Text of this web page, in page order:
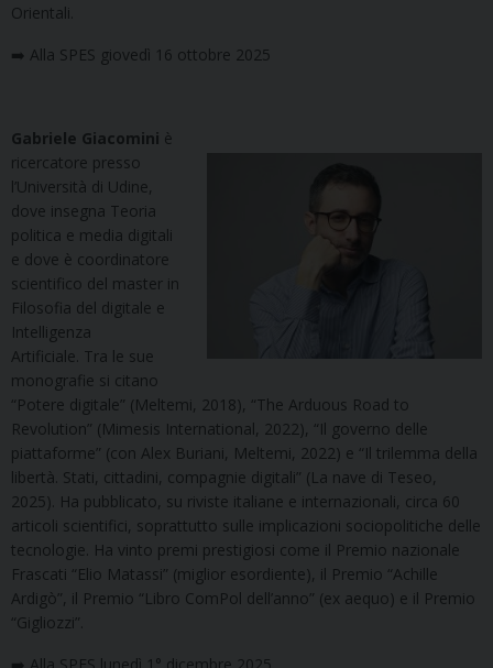
Orientali.
➡️ Alla SPES giovedì 16 ottobre 2025
Gabriele Giacomini è
ricercatore presso
l’Università di Udine,
dove insegna Teoria
politica e media digitali
e dove è coordinatore
scientifico del master in
Filosofia del digitale e
Intelligenza
Artificiale. Tra le sue
monografie si citano
“Potere digitale” (Meltemi, 2018), “The Arduous Road to
Revolution” (Mimesis International, 2022), “Il governo delle
piattaforme” (con Alex Buriani, Meltemi, 2022) e “Il trilemma della
libertà. Stati, cittadini, compagnie digitali” (La nave di Teseo,
2025). Ha pubblicato, su riviste italiane e internazionali, circa 60
articoli scientifici, soprattutto sulle implicazioni sociopolitiche delle
tecnologie. Ha vinto premi prestigiosi come il Premio nazionale
Frascati “Elio Matassi” (miglior esordiente), il Premio “Achille
Ardigò”, il Premio “Libro ComPol dell’anno” (ex aequo) e il Premio
“Gigliozzi”.
➡️ Alla SPES lunedì 1° dicembre 2025